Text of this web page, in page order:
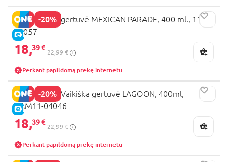
-20%
E-KAINA
KAMBUKKA gertuvė MEXICAN PARADE, 400 ml., 11-
04057
18,39 €
22,99 €
Perkant papildomą prekę internetu
-20%
E-KAINA
KAMBUKKA Vaikiška gertuvė LAGOON, 400ml,
KAM11-04046
18,39 €
22,99 €
Perkant papildomą prekę internetu